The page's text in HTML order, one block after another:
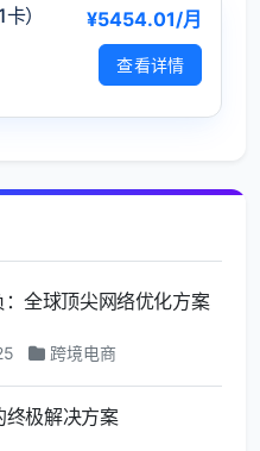
） ¥5454.01/月
查看详情
全球顶尖网络优化方案
跨境电商
终极解决方案